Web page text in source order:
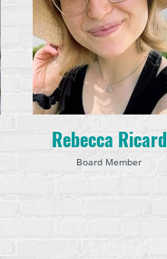
Rebecca Ricard
Board Member